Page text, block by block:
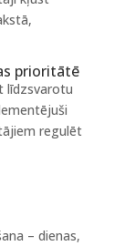
prioritātē
līdzsvarotu
regulēt
– dienas,